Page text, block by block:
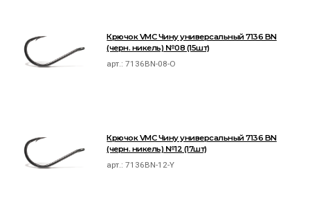
Крючок VMC Чину универсальный 7136 BN
(черн. никель) №08 (15шт)
арт.:7136BN-08-O
Крючок VMC Чину универсальный 7136 BN
(черн. никель) №12 (17шт)
арт.:7136BN-12-Y